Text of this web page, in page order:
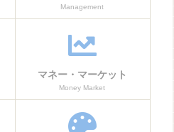
Management
マネー・マーケット
Money Market